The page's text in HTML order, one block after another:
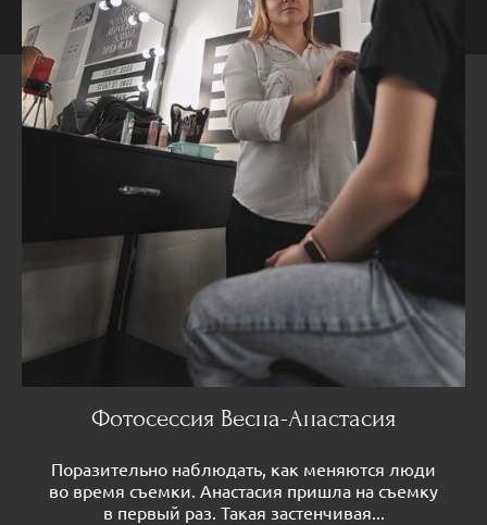
Фотосессия Весна-Анастасия
Поразительно наблюдать, как меняются люди
во время съемки. Анастасия пришла на съемку
в первый раз. Такая застенчивая...